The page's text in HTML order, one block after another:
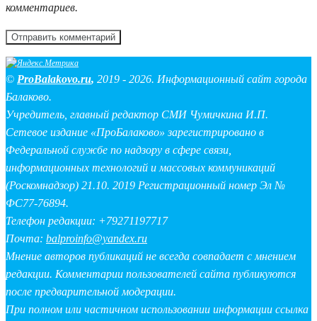
комментариев.
© ProBalakovo.ru, 2019 - 2026. Информационный сайт города
Балаково.
Учредитель, главный редактор СМИ Чумичкина И.П.
Сетевое издание «ПроБалаково» зарегистрировано в
Федеральной службе по надзору в сфере связи,
информационных технологий и массовых коммуникаций
(Роскомнадзор) 21.10. 2019 Регистрационный номер Эл №
ФС77-76894.
Телефон редакции: +79271197717
Почта: balproinfo@yandex.ru
Мнение авторов публикаций не всегда совпадает с мнением
редакции. Комментарии пользователей сайта публикуются
после предварительной модерации.
При полном или частичном использовании информации ссылка